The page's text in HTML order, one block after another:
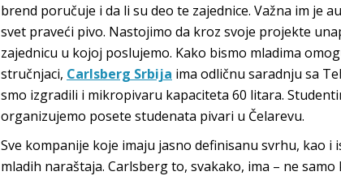
brend poručuje i da li su deo te zajednice. Važna im je
svet praveći pivo. Nastojimo da kroz svoje projekte
zajednicu u kojoj poslujemo. Kako bismo mladima
stručnjaci, Carlsberg Srbija ima odličnu saradnju sa
smo izgradili i mikropivaru kapaciteta 60 litara.
organizujemo posete studenata pivari u Čelarevu.
Sve kompanije koje imaju jasno definisanu svrhu, kao i
mladih naraštaja. Carlsberg to, svakako, ima – ne